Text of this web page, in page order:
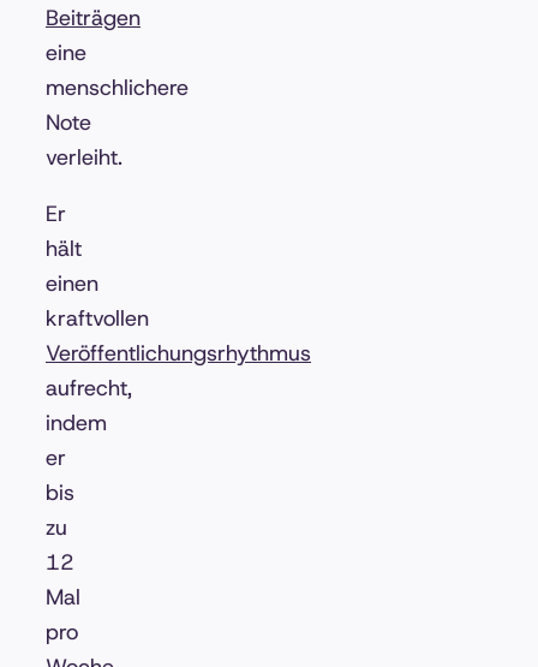
Beiträgen
eine
menschlichere
Note
verleiht.
Er
hält
einen
kraftvollen
Veröffentlichungsrhythmus
aufrecht,
indem
er
bis
zu
12
Mal
pro